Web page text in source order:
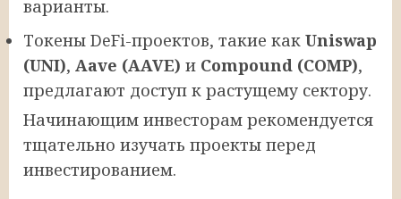
варианты.
Токены DeFi-проектов, такие как Uniswap
(UNI), Aave (AAVE) и Compound (COMP),
предлагают доступ к растущему сектору.
Начинающим инвесторам рекомендуется
тщательно изучать проекты перед
инвестированием.